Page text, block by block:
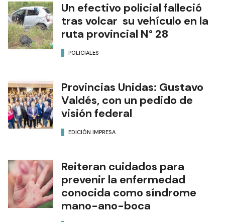
Un efectivo policial falleció
tras volcar su vehículo en la
ruta provincial N° 28
POLICIALES
Provincias Unidas: Gustavo
Valdés, con un pedido de
visión federal
EDICIÓN IMPRESA
Reiteran cuidados para
prevenir la enfermedad
conocida como síndrome
mano-ano-boca